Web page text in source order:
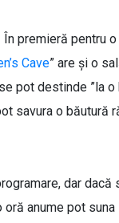
În premieră pentru
Cave” are și o
pot destinde ”la o
savura o băutură
dar dacă
anume pot suna